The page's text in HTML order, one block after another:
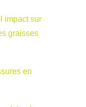
impact sur
graisses
en